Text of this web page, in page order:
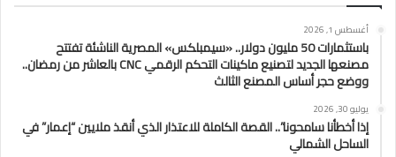
أغسطس 1, 2026
باستثمارات 50 مليون دولار.. «سيمبلكس» المصرية الناشئة تفتتح
مصنعها الجديد لتصنيع ماكينات التحكم الرقمي CNC بالعاشر من رمضان..
ووضع حجر أساس المصنع الثالث
يوليو 30, 2026
إذا أخطأنا سامحونا”.. القصة الكاملة للاعتذار الذي أنقذ ملايين “إعمار” في
الساحل الشمالي